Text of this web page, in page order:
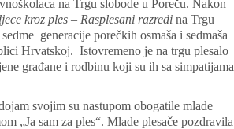
na Trgu slobode u Poreču. Nakon
kroz ples – Rasplesani razredi na Trgu
generacije porečkih osmaša i sedmaša
Hrvatskoj. Istovremeno je na trgu plesalo
građane i rodbinu koji su ih sa simpatijama
svojim su nastupom obogatile mlade
„Ja sam za ples“. Mlade plesače pozdravila